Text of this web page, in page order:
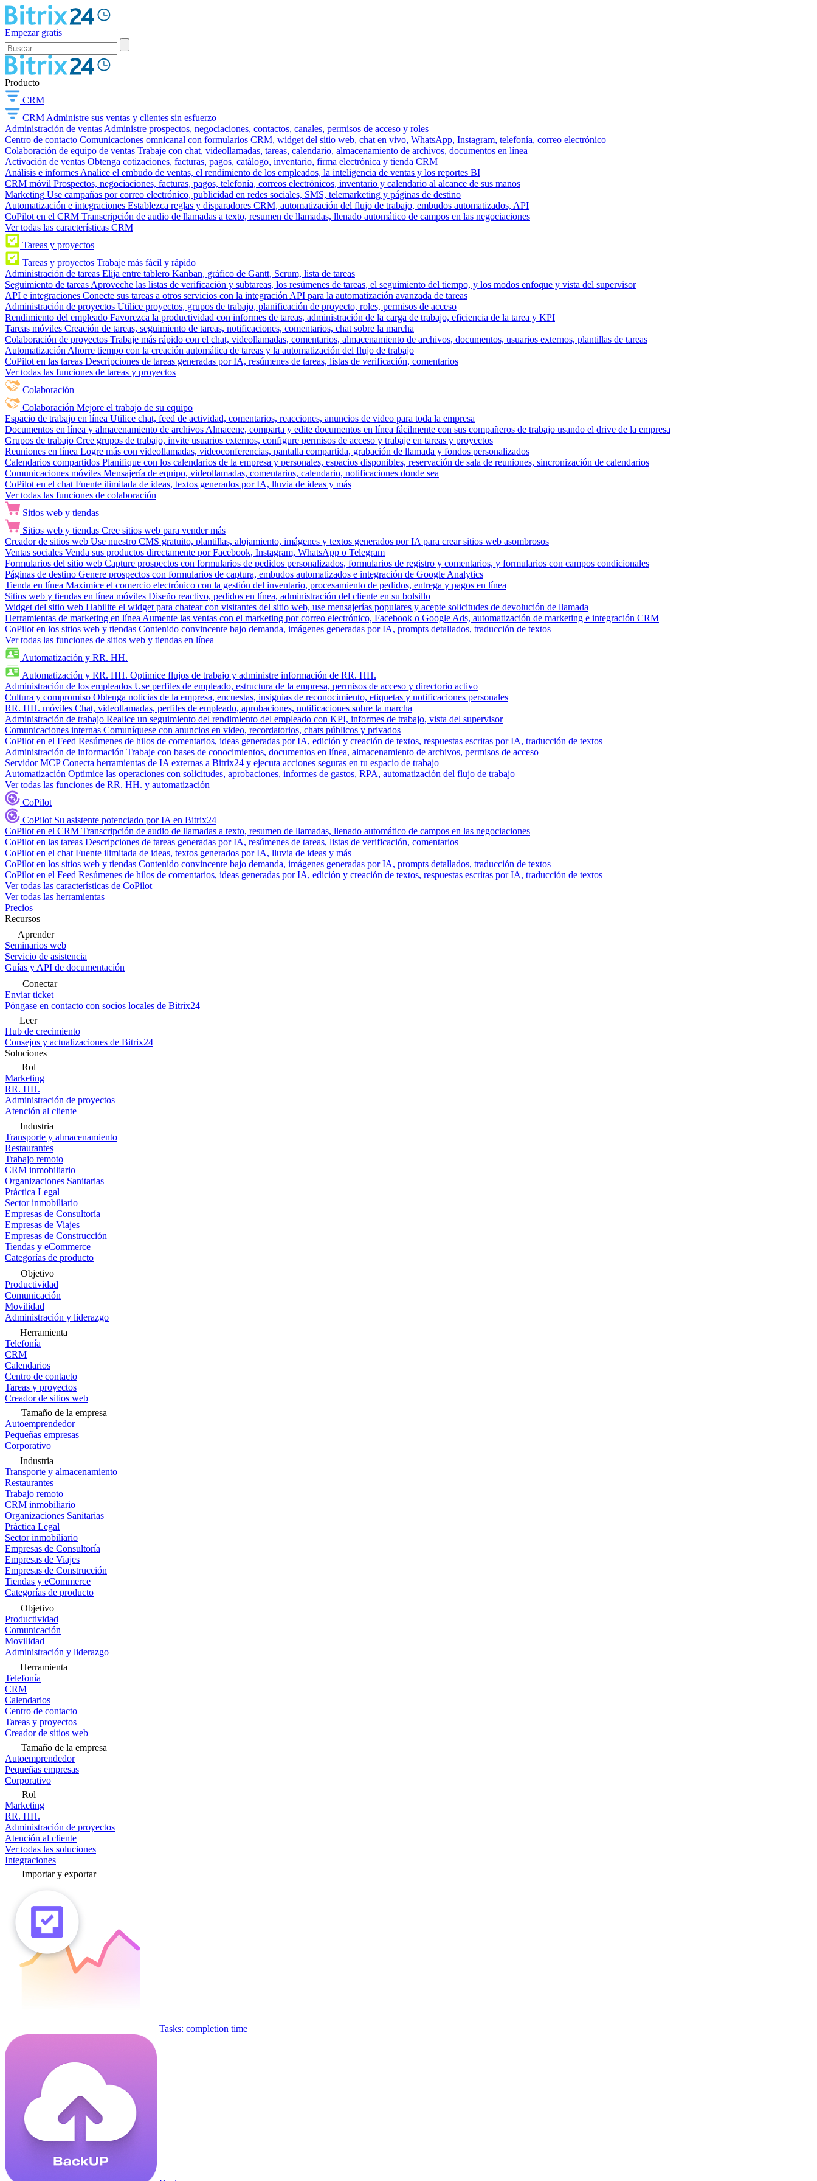
Empezar gratis
Producto
CRM
CRM Administre sus ventas y clientes sin esfuerzo
Administración de ventas Administre prospectos, negociaciones, contactos, canales, permisos de acceso y roles
Centro de contacto Comunicaciones omnicanal con formularios CRM, widget del sitio web, chat en vivo, WhatsApp, Instagram, telefonía, correo electrónico
Colaboración de equipo de ventas Trabaje con chat, videollamadas, tareas, calendario, almacenamiento de archivos, documentos en línea
Activación de ventas Obtenga cotizaciones, facturas, pagos, catálogo, inventario, firma electrónica y tienda CRM
Análisis e informes Analice el embudo de ventas, el rendimiento de los empleados, la inteligencia de ventas y los reportes BI
CRM móvil Prospectos, negociaciones, facturas, pagos, telefonía, correos electrónicos, inventario y calendario al alcance de sus manos
Marketing Use campañas por correo electrónico, publicidad en redes sociales, SMS, telemarketing y páginas de destino
Automatización e integraciones Establezca reglas y disparadores CRM, automatización del flujo de trabajo, embudos automatizados, API
CoPilot en el CRM Transcripción de audio de llamadas a texto, resumen de llamadas, llenado automático de campos en las negociaciones
Ver todas las características CRM
Tareas y proyectos
Tareas y proyectos Trabaje más fácil y rápido
Administración de tareas Elija entre tablero Kanban, gráfico de Gantt, Scrum, lista de tareas
Seguimiento de tareas Aproveche las listas de verificación y subtareas, los resúmenes de tareas, el seguimiento del tiempo, y los modos enfoque y vista del supervisor
API e integraciones Conecte sus tareas a otros servicios con la integración API para la automatización avanzada de tareas
Administración de proyectos Utilice proyectos, grupos de trabajo, planificación de proyecto, roles, permisos de acceso
Rendimiento del empleado Favorezca la productividad con informes de tareas, administración de la carga de trabajo, eficiencia de la tarea y KPI
Tareas móviles Creación de tareas, seguimiento de tareas, notificaciones, comentarios, chat sobre la marcha
Colaboración de proyectos Trabaje más rápido con el chat, videollamadas, comentarios, almacenamiento de archivos, documentos, usuarios externos, plantillas de tareas
Automatización Ahorre tiempo con la creación automática de tareas y la automatización del flujo de trabajo
CoPilot en las tareas Descripciones de tareas generadas por IA, resúmenes de tareas, listas de verificación, comentarios
Ver todas las funciones de tareas y proyectos
Colaboración
Colaboración Mejore el trabajo de su equipo
Espacio de trabajo en línea Utilice chat, feed de actividad, comentarios, reacciones, anuncios de video para toda la empresa
Documentos en línea y almacenamiento de archivos Almacene, comparta y edite documentos en línea fácilmente con sus compañeros de trabajo usando el drive de la empresa
Grupos de trabajo Cree grupos de trabajo, invite usuarios externos, configure permisos de acceso y trabaje en tareas y proyectos
Reuniones en línea Logre más con videollamadas, videoconferencias, pantalla compartida, grabación de llamada y fondos personalizados
Calendarios compartidos Planifique con los calendarios de la empresa y personales, espacios disponibles, reservación de sala de reuniones, sincronización de calendarios
Comunicaciones móviles Mensajería de equipo, videollamadas, comentarios, calendario, notificaciones donde sea
CoPilot en el chat Fuente ilimitada de ideas, textos generados por IA, lluvia de ideas y más
Ver todas las funciones de colaboración
Sitios web y tiendas
Sitios web y tiendas Cree sitios web para vender más
Creador de sitios web Use nuestro CMS gratuito, plantillas, alojamiento, imágenes y textos generados por IA para crear sitios web asombrosos
Ventas sociales Venda sus productos directamente por Facebook, Instagram, WhatsApp o Telegram
Formularios del sitio web Capture prospectos con formularios de pedidos personalizados, formularios de registro y comentarios, y formularios con campos condicionales
Páginas de destino Genere prospectos con formularios de captura, embudos automatizados e integración de Google Analytics
Tienda en línea Maximice el comercio electrónico con la gestión del inventario, procesamiento de pedidos, entrega y pagos en línea
Sitios web y tiendas en línea móviles Diseño reactivo, pedidos en línea, administración del cliente en su bolsillo
Widget del sitio web Habilite el widget para chatear con visitantes del sitio web, use mensajerías populares y acepte solicitudes de devolución de llamada
Herramientas de marketing en línea Aumente las ventas con el marketing por correo electrónico, Facebook o Google Ads, automatización de marketing e integración CRM
CoPilot en los sitios web y tiendas Contenido convincente bajo demanda, imágenes generadas por IA, prompts detallados, traducción de textos
Ver todas las funciones de sitios web y tiendas en línea
Automatización y RR. HH.
Automatización y RR. HH. Optimice flujos de trabajo y administre información de RR. HH.
Administración de los empleados Use perfiles de empleado, estructura de la empresa, permisos de acceso y directorio activo
Cultura y compromiso Obtenga noticias de la empresa, encuestas, insignias de reconocimiento, etiquetas y notificaciones personales
RR. HH. móviles Chat, videollamadas, perfiles de empleado, aprobaciones, notificaciones sobre la marcha
Administración de trabajo Realice un seguimiento del rendimiento del empleado con KPI, informes de trabajo, vista del supervisor
Comunicaciones internas Comuníquese con anuncios en video, recordatorios, chats públicos y privados
CoPilot en el Feed Resúmenes de hilos de comentarios, ideas generadas por IA, edición y creación de textos, respuestas escritas por IA, traducción de textos
Administración de información Trabaje con bases de conocimientos, documentos en línea, almacenamiento de archivos, permisos de acceso
Servidor MCP Conecta herramientas de IA externas a Bitrix24 y ejecuta acciones seguras en tu espacio de trabajo
Automatización Optimice las operaciones con solicitudes, aprobaciones, informes de gastos, RPA, automatización del flujo de trabajo
Ver todas las funciones de RR. HH. y automatización
CoPilot
CoPilot Su asistente potenciado por IA en Bitrix24
CoPilot en el CRM Transcripción de audio de llamadas a texto, resumen de llamadas, llenado automático de campos en las negociaciones
CoPilot en las tareas Descripciones de tareas generadas por IA, resúmenes de tareas, listas de verificación, comentarios
CoPilot en el chat Fuente ilimitada de ideas, textos generados por IA, lluvia de ideas y más
CoPilot en los sitios web y tiendas Contenido convincente bajo demanda, imágenes generadas por IA, prompts detallados, traducción de textos
CoPilot en el Feed Resúmenes de hilos de comentarios, ideas generadas por IA, edición y creación de textos, respuestas escritas por IA, traducción de textos
Ver todas las características de CoPilot
Ver todas las herramientas
Precios
Recursos
Aprender
Seminarios web
Servicio de asistencia
Guías y API de documentación
Conectar
Enviar ticket
Póngase en contacto con socios locales de Bitrix24
Leer
Hub de crecimiento
Consejos y actualizaciones de Bitrix24
Soluciones
Rol
Marketing
RR. HH.
Administración de proyectos
Atención al cliente
Industria
Transporte y almacenamiento
Restaurantes
Trabajo remoto
CRM inmobiliario
Organizaciones Sanitarias
Práctica Legal
Sector inmobiliario
Empresas de Consultoría
Empresas de Viajes
Empresas de Construcción
Tiendas y eCommerce
Categorías de producto
Objetivo
Productividad
Comunicación
Movilidad
Administración y liderazgo
Herramienta
Telefonía
CRM
Calendarios
Centro de contacto
Tareas y proyectos
Creador de sitios web
Tamaño de la empresa
Autoemprendedor
Pequeñas empresas
Corporativo
Industria
Transporte y almacenamiento
Restaurantes
Trabajo remoto
CRM inmobiliario
Organizaciones Sanitarias
Práctica Legal
Sector inmobiliario
Empresas de Consultoría
Empresas de Viajes
Empresas de Construcción
Tiendas y eCommerce
Categorías de producto
Objetivo
Productividad
Comunicación
Movilidad
Administración y liderazgo
Herramienta
Telefonía
CRM
Calendarios
Centro de contacto
Tareas y proyectos
Creador de sitios web
Tamaño de la empresa
Autoemprendedor
Pequeñas empresas
Corporativo
Rol
Marketing
RR. HH.
Administración de proyectos
Atención al cliente
Ver todas las soluciones
Integraciones
Importar y exportar
Tasks: completion time